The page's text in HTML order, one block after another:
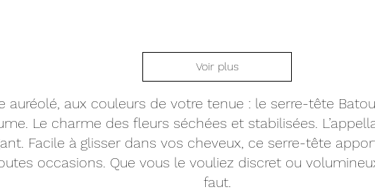
Voir plus
auréolé, aux couleurs de votre tenue : le serre-tête
Le charme des fleurs séchées et stabilisées.
Facile à glisser dans vos cheveux, ce serre-tête
occasions. Que vous le vouliez discret ou
faut.